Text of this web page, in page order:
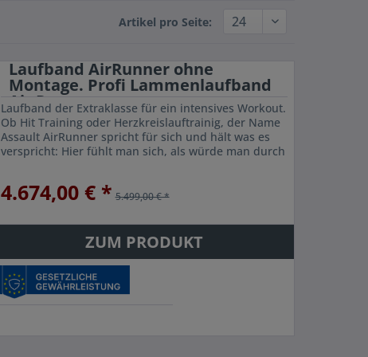
Artikel pro Seite:
Laufband AirRunner ohne
Montage. Profi Lammenlaufband
Air Runner
Laufband der Extraklasse für ein intensives Workout.
Ob Hit Training oder Herzkreislauftrainig, der Name
Assault AirRunner spricht für sich und hält was es
verspricht: Hier fühlt man sich, als würde man durch
4.674,00 € * 5.499,00 € *
ZUM PRODUKT